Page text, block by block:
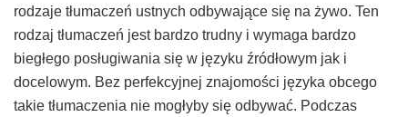
rodzaje tłumaczeń ustnych odbywające się na żywo. Ten
rodzaj tłumaczeń jest bardzo trudny i wymaga bardzo
biegłego posługiwania się w języku źródłowym jak i
docelowym. Bez perfekcyjnej znajomości języka obcego
takie tłumaczenia nie mogłyby się odbywać. Podczas